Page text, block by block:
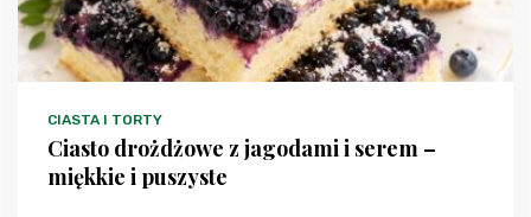
CIASTA I TORTY
Ciasto drożdżowe z jagodami i serem –
miękkie i puszyste